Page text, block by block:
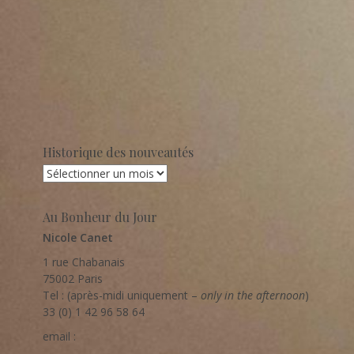
Historique des nouveautés
Historique
Au Bonheur du Jour
Nicole Canet
1 rue Chabanais
75002 Paris
Tel : (après-midi uniquement – only in the afternoon)
33 (0) 1 42 96 58 64
email :